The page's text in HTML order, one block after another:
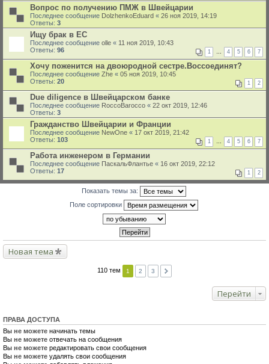
Вопрос по получению ПМЖ в Швейцарии
Последнее сообщение DolzhenkoEduard « 26 ноя 2019, 14:19
Ответы: 3
Ищу брак в ЕС
Последнее сообщение olle « 11 ноя 2019, 10:43
Ответы: 96 1 … 4 5 6 7
Хочу поженится на двоюродной сестре.Воссоединят?
Последнее сообщение Zhe « 05 ноя 2019, 10:45
Ответы: 20 1 2
Due diligence в Швейцарском банке
Последнее сообщение RoccoBarocco « 22 окт 2019, 12:46
Ответы: 3
Гражданство Швейцарии и Франции
Последнее сообщение NewOne « 17 окт 2019, 21:42
Ответы: 103 1 … 4 5 6 7
Работа инженером в Германии
Последнее сообщение ПаскальФлантье « 16 окт 2019, 22:12
Ответы: 17 1 2
Показать темы за:
Поле сортировки
Новая тема
110 тем 1 2 3
Перейти
ПРАВА ДОСТУПА
Вы не можете начинать темы
Вы не можете отвечать на сообщения
Вы не можете редактировать свои сообщения
Вы не можете удалять свои сообщения